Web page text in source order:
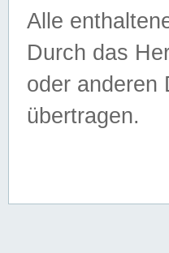
Alle
Durch das
oder anderen
übertragen.